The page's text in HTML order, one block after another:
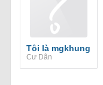
Tôi là mgkhung
Cư Dân